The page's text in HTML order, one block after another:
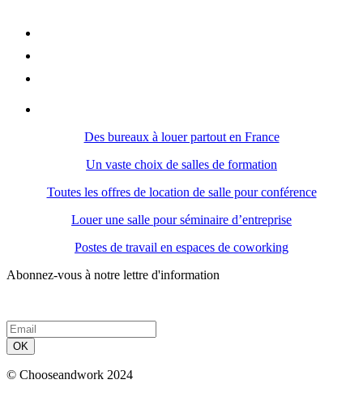
Des bureaux à louer partout en France
Un vaste choix de salles de formation
Toutes les offres de location de salle pour conférence
Louer une salle pour séminaire d’entreprise
Postes de travail en espaces de coworking
Abonnez-vous à notre lettre d'information
OK
© Chooseandwork 2024